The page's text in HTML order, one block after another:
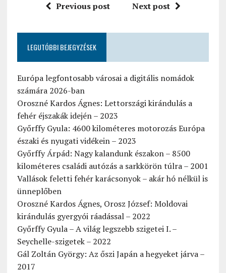
Previous post Next post
LEGUTÓBBI BEJEGYZÉSEK
Európa legfontosabb városai a digitális nomádok
számára 2026-ban
Oroszné Kardos Ágnes: Lettországi kirándulás a
fehér éjszakák idején – 2023
Győrffy Gyula: 4600 kilométeres motorozás Európa
északi és nyugati vidékein – 2023
Győrffy Árpád: Nagy kalandunk északon – 8500
kilométeres családi autózás a sarkkörön túlra – 2001
Vallások feletti fehér karácsonyok – akár hó nélkül is
ünneplőben
Oroszné Kardos Ágnes, Orosz József: Moldovai
kirándulás gyergyói ráadással – 2022
Győrffy Gyula – A világ legszebb szigetei I. –
Seychelle-szigetek – 2022
Gál Zoltán György: Az őszi Japán a hegyeket járva –
2017